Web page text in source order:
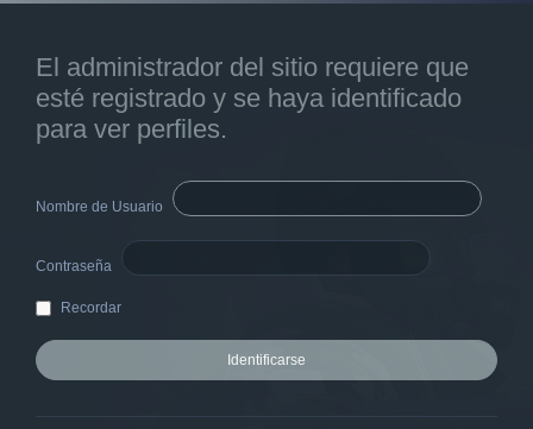
El administrador del sitio requiere que
esté registrado y se haya identificado
para ver perfiles.
Nombre de Usuario
Contraseña
Recordar